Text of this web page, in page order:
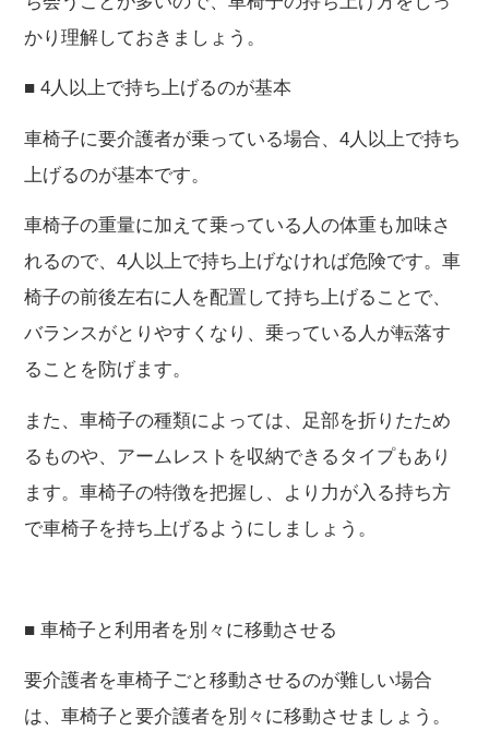
かり理解しておきましょう。
■ 4人以上で持ち上げるのが基本
車椅子に要介護者が乗っている場合、4人以上で持ち
上げるのが基本です。
車椅子の重量に加えて乗っている人の体重も加味さ
れるので、4人以上で持ち上げなければ危険です。車
椅子の前後左右に人を配置して持ち上げることで、
バランスがとりやすくなり、乗っている人が転落す
ることを防げます。
また、車椅子の種類によっては、足部を折りたため
るものや、アームレストを収納できるタイプもあり
ます。車椅子の特徴を把握し、より力が入る持ち方
で車椅子を持ち上げるようにしましょう。
■ 車椅子と利用者を別々に移動させる
要介護者を車椅子ごと移動させるのが難しい場合
は、車椅子と要介護者を別々に移動させましょう。